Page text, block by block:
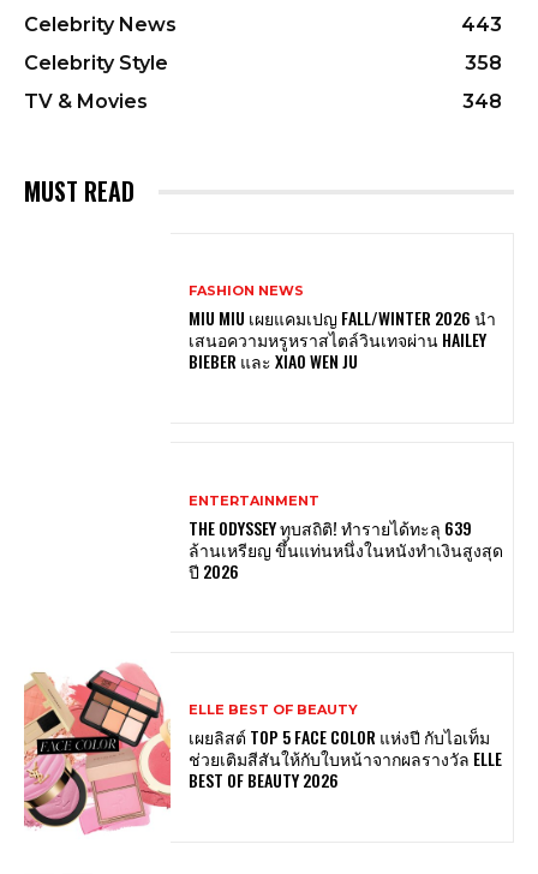
Celebrity News
443
Celebrity Style
358
TV & Movies
348
MUST READ
FASHION NEWS
MIU MIU เผยแคมเปญ FALL/WINTER 2026 นำ
เสนอความหรูหราสไตล์วินเทจผ่าน HAILEY
BIEBER และ XIAO WEN JU
ENTERTAINMENT
THE ODYSSEY ทุบสถิติ! ทำรายได้ทะลุ 639
ล้านเหรียญ ขึ้นแท่นหนึ่งในหนังทำเงินสูงสุด
ปี 2026
ELLE BEST OF BEAUTY
เผยลิสต์ TOP 5 FACE COLOR แห่งปี กับไอเท็ม
ช่วยเติมสีสันให้กับใบหน้าจากผลรางวัล ELLE
BEST OF BEAUTY 2026